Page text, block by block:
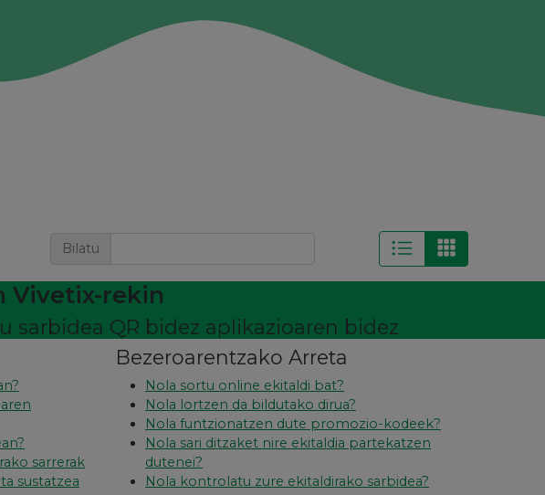
Bilatu
Vivetix-rekin
QR bidez aplikazioaren bidez
sarrerak
sustatzea
Bezeroarentzako Arreta
Nola sortu online ekitaldi bat?
Nola lortzen da bildutako dirua?
Nola funtzionatzen dute promozio-kodeek?
Nola sari ditzaket nire ekitaldia partekatzen
dutenei?
Nola kontrolatu zure ekitaldirako sarbidea?